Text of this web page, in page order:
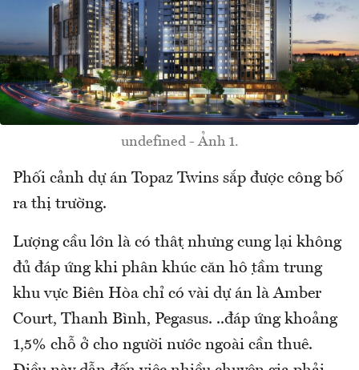
undefined - Ảnh 1.
Phối cảnh dự án Topaz Twins sắp được công bố
ra thị trường.
Lượng cầu lớn là có thật nhưng cung lại không
đủ đáp ứng khi phân khúc căn hộ tầm trung
khu vực Biên Hòa chỉ có vài dự án là Amber
Court, Thanh Bình, Pegasus. ..đáp ứng khoảng
1,5% chỗ ở cho người nước ngoài cần thuê.